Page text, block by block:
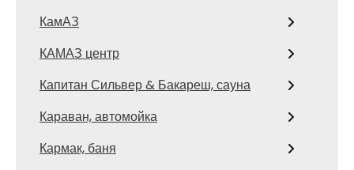
КамАЗ
КАМАЗ центр
Капитан Сильвер & Бакареш, сауна
Караван, автомойка
Кармак, баня